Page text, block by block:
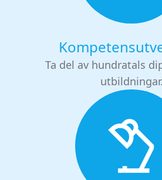
Ta del av hundratals
utbildningar.